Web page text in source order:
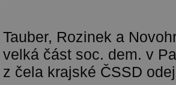
Tauber, Rozinek a
velká část soc. dem. v
z čela krajské ČSSD